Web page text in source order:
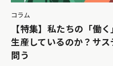
コラム
【特集】私たちの「働
生産しているのか？サ
問う